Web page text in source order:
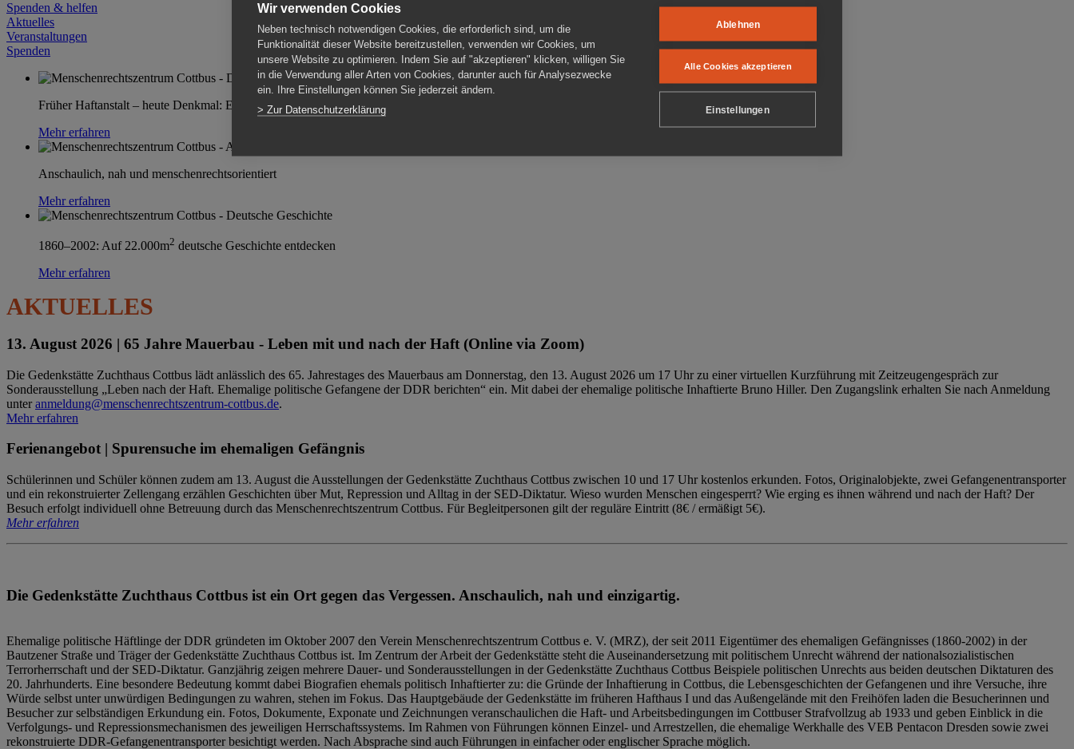
Spenden & helfen
Aktuelles
Veranstaltungen
Spenden
Früher Haftanstalt – heute Denkmal: Einen Ort im Wandel erleben
Mehr erfahren
Anschaulich, nah und menschenrechtsorientiert
Mehr erfahren
1860–2002: Auf 22.000m2 deutsche Geschichte entdecken
Mehr erfahren
AKTUELLES
13. August 2026 | 65 Jahre Mauerbau - Leben mit und nach der Haft (Online via Zoom)
Die Gedenkstätte Zuchthaus Cottbus lädt anlässlich des 65. Jahrestages des Mauerbaus am Donnerstag, den 13. August 2026 um 17 Uhr zu einer virtuellen Kurzführung mit Zeitzeugengespräch zur
Sonderausstellung „Leben nach der Haft. Ehemalige politische Gefangene der DDR berichten“ ein. Mit dabei der ehemalige politische Inhaftierte Bruno Hiller. Den Zugangslink erhalten Sie nach Anmeldung
unteranmeldung@menschenrechtszentrum-cottbus.de.
Mehr erfahren
Ferienangebot | Spurensuche im ehemaligen Gefängnis
Schülerinnen und Schüler können zudem am 13. August die Ausstellungen der Gedenkstätte Zuchthaus Cottbus zwischen 10 und 17 Uhr kostenlos erkunden. Fotos, Originalobjekte, zwei Gefangenentransporter
und ein rekonstruierter Zellengang erzählen Geschichten über Mut, Repression und Alltag in der SED-Diktatur. Wieso wurden Menschen eingesperrt? Wie erging es ihnen während und nach der Haft? Der
Besuch erfolgt individuell ohne Betreuung durch das Menschenrechtszentrum Cottbus. Für Begleitpersonen gilt der reguläre Eintritt (8€ / ermäßigt 5€).
Mehr erfahren
Die Gedenkstätte Zuchthaus Cottbus ist ein Ort gegen das Vergessen. Anschaulich, nah und einzigartig.
Ehemalige politische Häftlinge der DDR gründeten im Oktober 2007 den Verein Menschenrechtszentrum Cottbus e. V. (MRZ), der seit 2011 Eigentümer des ehemaligen Gefängnisses (1860-2002) in der
Bautzener Straße und Träger der Gedenkstätte Zuchthaus Cottbus ist. Im Zentrum der Arbeit der Gedenkstätte steht die Auseinandersetzung mit politischem Unrecht während der nationalsozialistischen
Terrorherrschaft und der SED-Diktatur. Ganzjährig zeigen mehrere Dauer- und Sonderausstellungen in der Gedenkstätte Zuchthaus Cottbus Beispiele politischen Unrechts aus beiden deutschen Diktaturen des
20. Jahrhunderts. Eine besondere Bedeutung kommt dabei Biografien ehemals politisch Inhaftierter zu: die Gründe der Inhaftierung in Cottbus, die Lebensgeschichten der Gefangenen und ihre Versuche, ihre
Würde selbst unter unwürdigen Bedingungen zu wahren, stehen im Fokus. Das Hauptgebäude der Gedenkstätte im früheren Hafthaus I und das Außengelände mit den Freihöfen laden die Besucherinnen und
Besucher zur selbständigen Erkundung ein. Fotos, Dokumente, Exponate und Zeichnungen veranschaulichen die Haft- und Arbeitsbedingungen im Cottbuser Strafvollzug ab 1933 und geben Einblick in die
Verfolgungs- und Repressionsmechanismen des jeweiligen Herrschaftssystems. Im Rahmen von Führungen können Einzel- und Arrestzellen, die ehemalige Werkhalle des VEB Pentacon Dresden sowie zwei
rekonstruierte DDR-Gefangenentransporter besichtigt werden. Nach Absprache sind auch Führungen in einfacher oder englischer Sprache möglich.
Wir verwenden Cookies
Neben technisch notwendigen Cookies, die erforderlich sind, um die
Funktionalität dieser Website bereitzustellen, verwenden wir Cookies, um
unsere Website zu optimieren. Indem Sie auf "akzeptieren" klicken, willigen Sie
in die Verwendung aller Arten von Cookies, darunter auch für Analysezwecke
ein. Ihre Einstellungen können Sie jederzeit ändern.
> Zur Datenschutzerklärung
Ablehnen
Alle Cookies akzeptieren
Einstellungen